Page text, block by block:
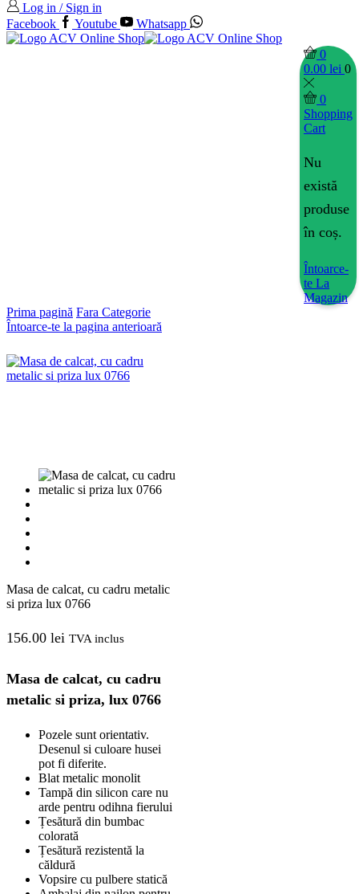
Log in / Sign in
Facebook
Youtube Whatsapp
0
0.00 lei 0
0
Shopping
Cart
Nu
există
produse
în coș.
Întoarce-
te La
Magazin
Prima pagină Fara Categorie
Întoarce-te la pagina anterioară
Masa de calcat, cu cadru metalic
si priza lux 0766
156.00 lei TVA inclus
Masa de calcat, cu cadru
metalic si priza, lux 0766
Pozele sunt orientativ.
Desenul si culoare husei
pot fi diferite.
Blat metalic monolit
Tampă din silicon care nu
arde pentru odihna fierului
Țesătură din bumbac
colorată
Țesătură rezistentă la
căldură
Vopsire cu pulbere statică